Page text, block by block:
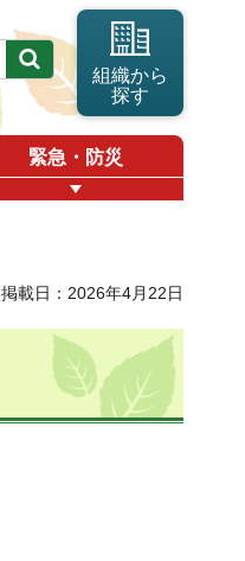
組織から
探す
緊急・防災
掲載日：2026年4月22日